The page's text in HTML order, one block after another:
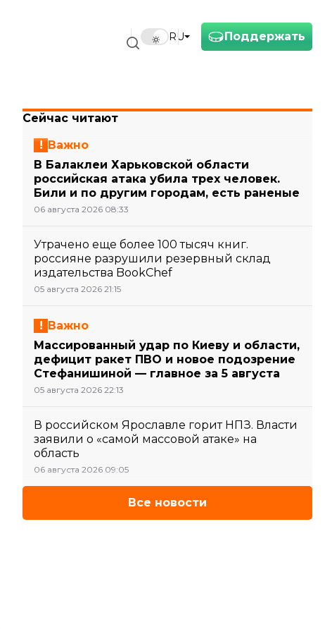
Поддержать
RU
Сейчас читают
Важно
В Балаклеи Харьковской области
российская атака убила трех человек.
Били и по другим городам, есть раненые
06 августа 2026 08:33
Утрачено еще более 100 тысяч книг.
россияне разрушили резервный склад
издательства BookChef
05 августа 2026 21:15
Важно
Массированный удар по Киеву и области,
дефицит ракет ПВО и новое подозрение
Стефанишиной — главное за 5 августа
05 августа 2026 22:13
В российском Ярославле горит НПЗ. Власти
заявили о «самой массовой атаке» на
область
06 августа 2026 09:05
Все новости